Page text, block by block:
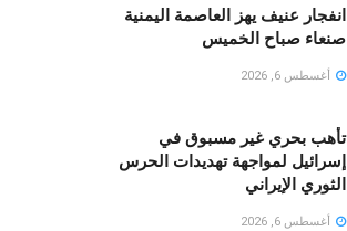
انفجار عنيف يهز العاصمة اليمنية
صنعاء صباح الخميس
أغسطس 6, 2026
تأهب بحري غير مسبوق في
إسرائيل لمواجهة تهديدات الحرس
الثوري الإيراني
أغسطس 6, 2026